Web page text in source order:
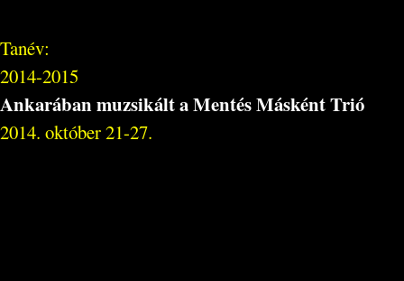
Tanév:
2014-2015
Ankarában muzsikált a Mentés Másként Trió
2014. október 21-27.